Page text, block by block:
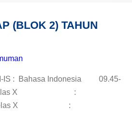
(BLOK 2) TAHUN
IS : Bahasa Indonesia 09.45-
13.00 Kelas X :
Kelas X :